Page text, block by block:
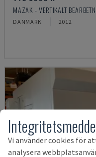
MAZAK - VERTIKALT
DANMARK 2012
Vi använder cookies för
analysera